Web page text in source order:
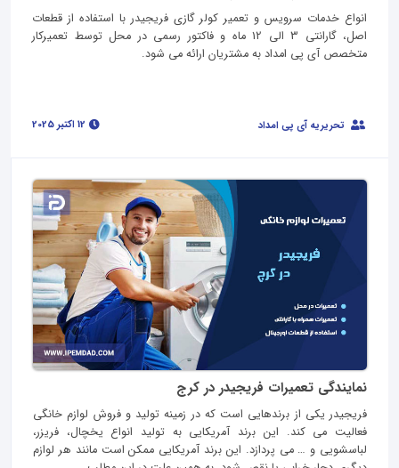
انواع خدمات سرویس و تعمیر کولر گازی فریجیدر با استفاده از قطعات
اصل، گارانتی 3 الی 12 ماه و فاکتور رسمی در محل توسط تعمیرکار
متخصص آی پی امداد به مشتریان ارائه می شود.
تحریریه آی پی امداد
نمایندگی تعمیرات فریجیدر در کرج
فریجیدر یکی از برندهایی است که در زمینه تولید و فروش لوازم خانگی
فعالیت می کند. این برند آمریکایی به تولید انواع یخچال، فریزر،
لباسشویی و … می پردازد. این برند آمریکایی ممکن است مانند هر لوازم